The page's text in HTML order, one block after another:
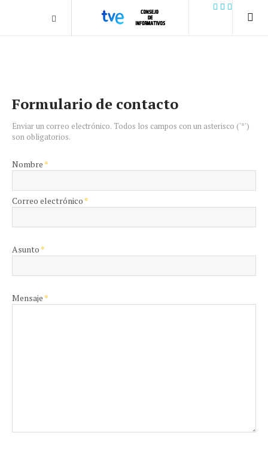
url('../../images/contact.png') 0 0 no-repeat; color: #eaeaea; padding:
Formulario de contacto
Enviar un correo electrónico. Todos los campos con un asterisco ('*')
son obligatorios.
Nombre *
Correo electrónico *
Asunto *
Mensaje *